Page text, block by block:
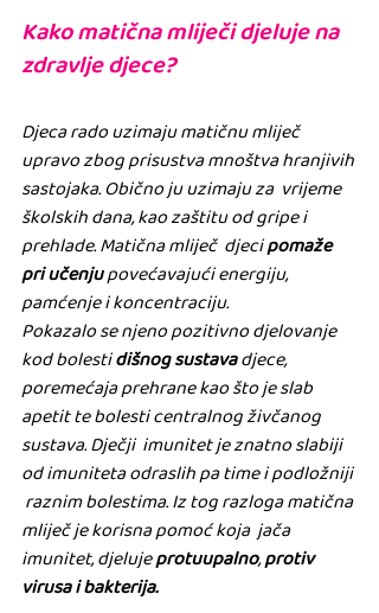
Kako matična mliječi djeluje na
zdravlje djece?
Djeca rado uzimaju matičnu mliječ
upravo zbog prisustva mnoštva hranjivih
sastojaka. Obično ju uzimaju za  vrijeme
školskih dana, kao zaštitu od gripe i
prehlade. Matična mliječ  djeci pomaže
pri učenju povećavajući energiju,
pamćenje i koncentraciju.
Pokazalo se njeno pozitivno djelovanje
kod bolesti dišnog sustava djece,
poremećaja prehrane kao što je slab
apetit te bolesti centralnog živčanog
sustava. Dječji  imunitet je znatno slabiji
od imuniteta odraslih pa time i podložniji
raznim bolestima. Iz tog razloga matična
mliječ je korisna pomoć koja  jača
imunitet, djeluje protuupalno, protiv
virusa i bakterija.